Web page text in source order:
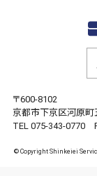
〒600-8102
京都市下京区河原町
TEL 075-343-0770
© Copyright Shinkeiei